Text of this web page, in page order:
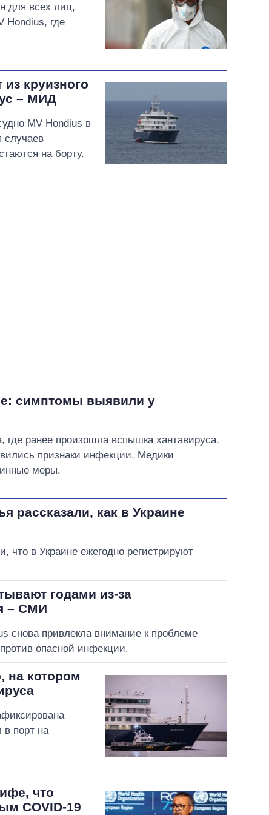
для всех лиц,
Hondius, где
круизного
– МИД
MV Hondius в
случаев
на борту.
симптомы выявили у
где ранее произошла вспышка хантавируса,
признаки инфекции. Медики
меры.
рассказали, как в Украине
что в Украине ежегодно регистрируют
годами из-за
– СМИ
снова привлекла внимание к проблеме
опасной инфекции.
на котором
в порт на
что
COVID-19